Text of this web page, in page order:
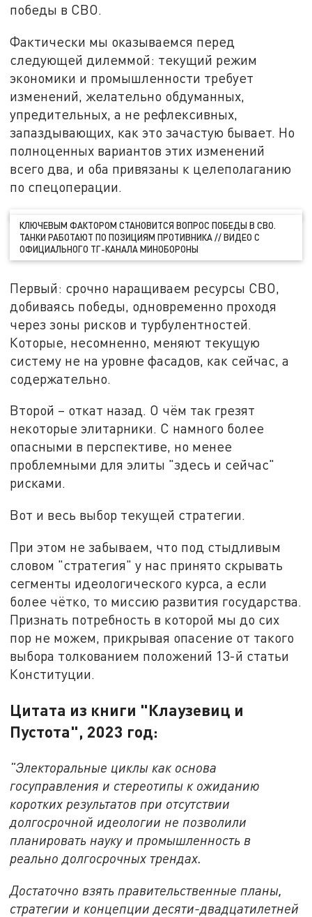
победы в СВО.
Фактически мы оказываемся перед
следующей дилеммой: текущий режим
экономики и промышленности требует
изменений, желательно обдуманных,
упредительных, а не рефлексивных,
запаздывающих, как это зачастую бывает. Но
полноценных вариантов этих изменений
всего два, и оба привязаны к целеполаганию
по спецоперации.
КЛЮЧЕВЫМ ФАКТОРОМ СТАНОВИТСЯ ВОПРОС ПОБЕДЫ В СВО.
ТАНКИ РАБОТАЮТ ПО ПОЗИЦИЯМ ПРОТИВНИКА // ВИДЕО С
ОФИЦИАЛЬНОГО ТГ-КАНАЛА МИНОБОРОНЫ
Первый: срочно наращиваем ресурсы СВО,
добиваясь победы, одновременно проходя
через зоны рисков и турбулентностей.
Которые, несомненно, меняют текущую
систему не на уровне фасадов, как сейчас, а
содержательно.
Второй – откат назад. О чём так грезят
некоторые элитарники. С намного более
опасными в перспективе, но менее
проблемными для элиты "здесь и сейчас"
рисками.
Вот и весь выбор текущей стратегии.
При этом не забываем, что под стыдливым
словом "стратегия" у нас принято скрывать
сегменты идеологического курса, а если
более чётко, то миссию развития государства.
Признать потребность в которой мы до сих
пор не можем, прикрывая опасение от такого
выбора толкованием положений 13-й статьи
Конституции.
Цитата из книги "Клаузевиц и
Пустота", 2023 год:
"Электоральные циклы как основа
госуправления и стереотипы к ожиданию
коротких результатов при отсутствии
долгосрочной идеологии не позволили
планировать науку и промышленность в
реально долгосрочных трендах.
Достаточно взять правительственные планы,
стратегии и концепции десяти-двадцатилетней